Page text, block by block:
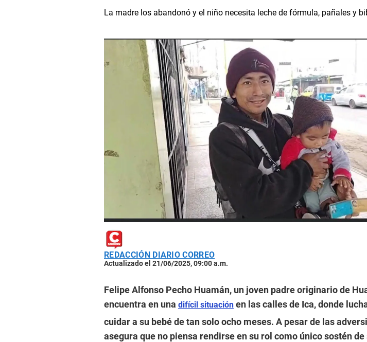
La madre los abandonó y el niño necesita leche de fórmula, pañales y
REDACCIÓN DIARIO CORREO
Actualizado el 21/06/2025, 09:00 a.m.
Felipe Alfonso Pecho Huamán, un joven padre originario de
encuentra en una difícil situación en las calles de Ica, donde
cuidar a su bebé de tan solo ocho meses. A pesar de las
asegura que no piensa rendirse en su rol como único sostén